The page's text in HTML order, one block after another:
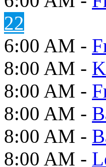
22
6:00 AM -
8:00 AM -
8:00 AM -
8:00 AM -
8:00 AM -
8:00 AM -